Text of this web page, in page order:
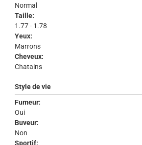
Normal
Taille:
1.77 - 1.78
Yeux:
Marrons
Cheveux:
Chatains
Style de vie
Fumeur:
Oui
Buveur:
Non
Sportif: